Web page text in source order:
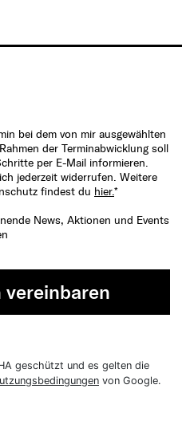
bei dem von mir ausgewählten
der Terminabwicklung soll
per E-Mail informieren.
jederzeit widerrufen. Weitere
findest du hier.*
News, Aktionen und Events
vereinbaren
geschützt und es gelten die
von Google.